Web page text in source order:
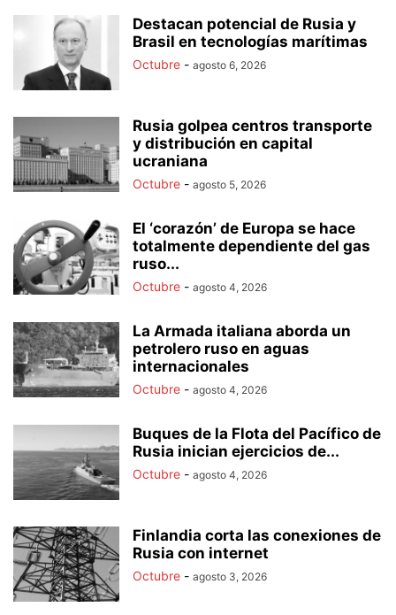
Destacan potencial de Rusia y
Brasil en tecnologías marítimas
Octubre - agosto 6, 2026
Rusia golpea centros transporte
y distribución en capital
ucraniana
Octubre - agosto 5, 2026
El ‘corazón’ de Europa se hace
totalmente dependiente del gas
ruso...
Octubre - agosto 4, 2026
La Armada italiana aborda un
petrolero ruso en aguas
internacionales
Octubre - agosto 4, 2026
Buques de la Flota del Pacífico de
Rusia inician ejercicios de...
Octubre - agosto 4, 2026
Finlandia corta las conexiones de
Rusia con internet
Octubre - agosto 3, 2026